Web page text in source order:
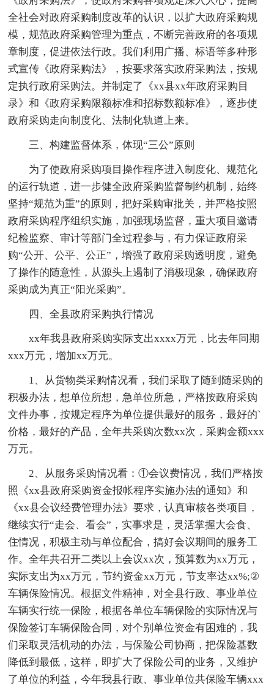
全社会对政府采购制度改革的认识，以扩大政府采购规
模，规范政府采购管理为重点，不断完善政府的各项规
章制度，促进依法行政。我们利用广播、标语等多种形
式宣传《政府采购法》，按要求落实政府采购法，按规
定执行政府采购法。并制定了《xx县xx年政府采购目
录》和《政府采购限额标准和招标数额标准》，逐步使
政府采购走向制度化、法制化轨道上来。
三、构建监督体系，体现“三公”原则
为了使政府采购项目操作程序进入制度化、规范化
的运行轨道，进一步健全政府采购监督制约机制，始终
坚持“规范为重”的原则，把好采购审批关，并严格按照
政府采购程序组织实施，加强现场监督，重大项目邀请
纪检监察、审计等部门全过程参与，有力保证政府采
购“公开、公平、公正”，增强了政府采购透明度，避免
了操作的随意性，从源头上遏制了消极现象，确保政府
采购成为真正“阳光采购”。
四、全县政府采购执行情况
xx年我县政府采购实际支出xxxx万元，比去年同期
xxx万元，增加xx万元。
1、从货物类采购情况看，我们采取了随到随采购的
积极办法，想单位所想，急单位所急，严格按政府采购
文件办事，按规定程序为单位提供最好的服务，最好的`
价格，最好的产品，全年共采购次数xx次，采购金额xxx
万元。
2、从服务采购情况看：①会议费情况，我们严格按
照《xx县政府采购资金报帐程序实施办法的通知》和
《xx县会议经费管理办法》要求，认真审核各类项目，
继续实行“走会、看会”，实事求是，灵活掌握大会食、
住情况，积极主动与单位配合，搞好会议期间的服务工
作。全年共召开二类以上会议xx次，预算数为xx万元，
实际支出为xx万元，节约资金xx万元，节支率达xx%;②
车辆保险情况。根据文件精神，对全县行政、事业单位
车辆实行统一保险，根据各单位车辆保险的实际情况与
保险签订车辆保险合同，对个别单位资金有困难的，我
们采取灵活机动的办法，与保险公司协商，把保险基数
降低到最低，这样，即扩大了保险公司的业务，又维护
了单位的利益，今年我县行政、事业单位共保险车辆xxx